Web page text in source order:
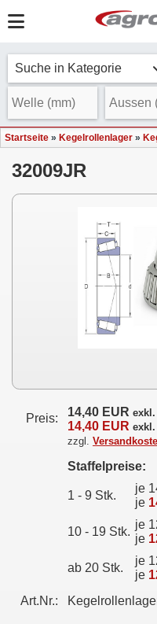
Suche in Kategorie
Startseite » Kegelrollenlager »
32009JR
Preis: 14,40 EUR exkl.
14,40 EUR exkl.
zzgl.
Staffelpreise:
1 - 9 Stk.
je
je
10 - 19 Stk.
je
je
ab 20 Stk.
je
je
Art.Nr.: